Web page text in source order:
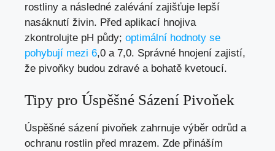
rostliny a následné zalévání zajišťuje lepší
nasáknutí živin. Před aplikací hnojiva
zkontrolujte pH půdy; optimální hodnoty se
pohybují mezi 6,0 a 7,0. Správné hnojení zajistí,
že pivoňky budou zdravé a bohatě kvetoucí.
Tipy pro Úspěšné Sázení Pivoňek
Úspěšné sázení pivoňek zahrnuje výběr odrůd a
ochranu rostlin před mrazem. Zde přináším